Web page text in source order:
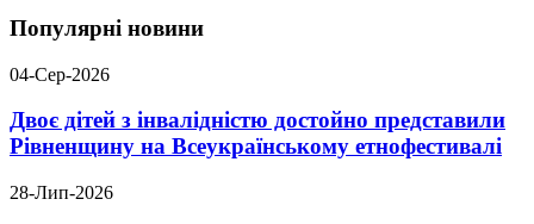
Популярні новини
04-Сер-2026
Двоє дітей з інвалідністю достойно представили
Рівненщину на Всеукраїнському етнофестивалі
28-Лип-2026